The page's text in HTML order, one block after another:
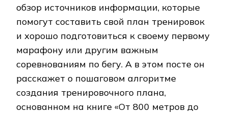
обзор источников информации, которые
помогут составить свой план тренировок
и хорошо подготовиться к своему первому
марафону или другим важным
соревнованиям по бегу. А в этом посте он
расскажет о пошаговом алгоритме
создания тренировочного плана,
основанном на книге «От 800 метров до